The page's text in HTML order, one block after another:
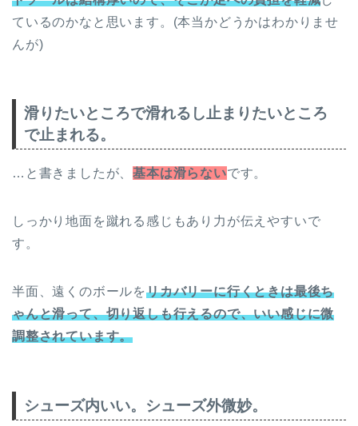
ているのかなと思います。(本当かどうかはわかりませ
んが)
滑りたいところで滑れるし止まりたいところ
で止まれる。
…と書きましたが、基本は滑らないです。
しっかり地面を蹴れる感じもあり力が伝えやすいで
す。
半面、遠くのボールをリカバリーに行くときは最後ち
ゃんと滑って、切り返しも行えるので、いい感じに微
調整されています。
シューズ内いい。シューズ外微妙。